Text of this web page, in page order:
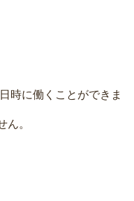
時に働くことができま
ん。